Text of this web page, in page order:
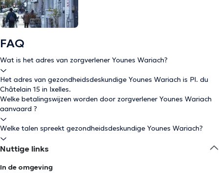
FAQ
Wat is het adres van zorgverlener Younes Wariach?
Het adres van gezondheidsdeskundige Younes Wariach is Pl. du
Châtelain 15 in Ixelles.
Welke betalingswijzen worden door zorgverlener Younes Wariach
aanvaard ?
Welke talen spreekt gezondheidsdeskundige Younes Wariach?
Nuttige links
In de omgeving